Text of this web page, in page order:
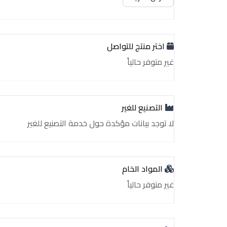
اختر منتج للتواصل
غير متوفر حالياً
التصنيع للغير
لا توجد بيانات مؤكدة حول خدمة التصنيع للغير
المواد الخام
غير متوفر حالياً